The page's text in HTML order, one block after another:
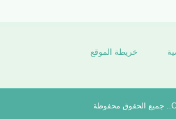
خريطة الموقع
. جميع الحقوق محفوظة